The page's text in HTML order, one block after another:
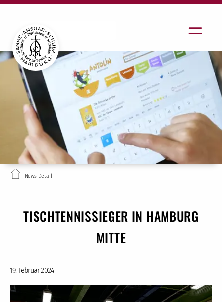
News Detail
TISCHTENNISSIEGER IN HAMBURG
MITTE
19. Februar 2024